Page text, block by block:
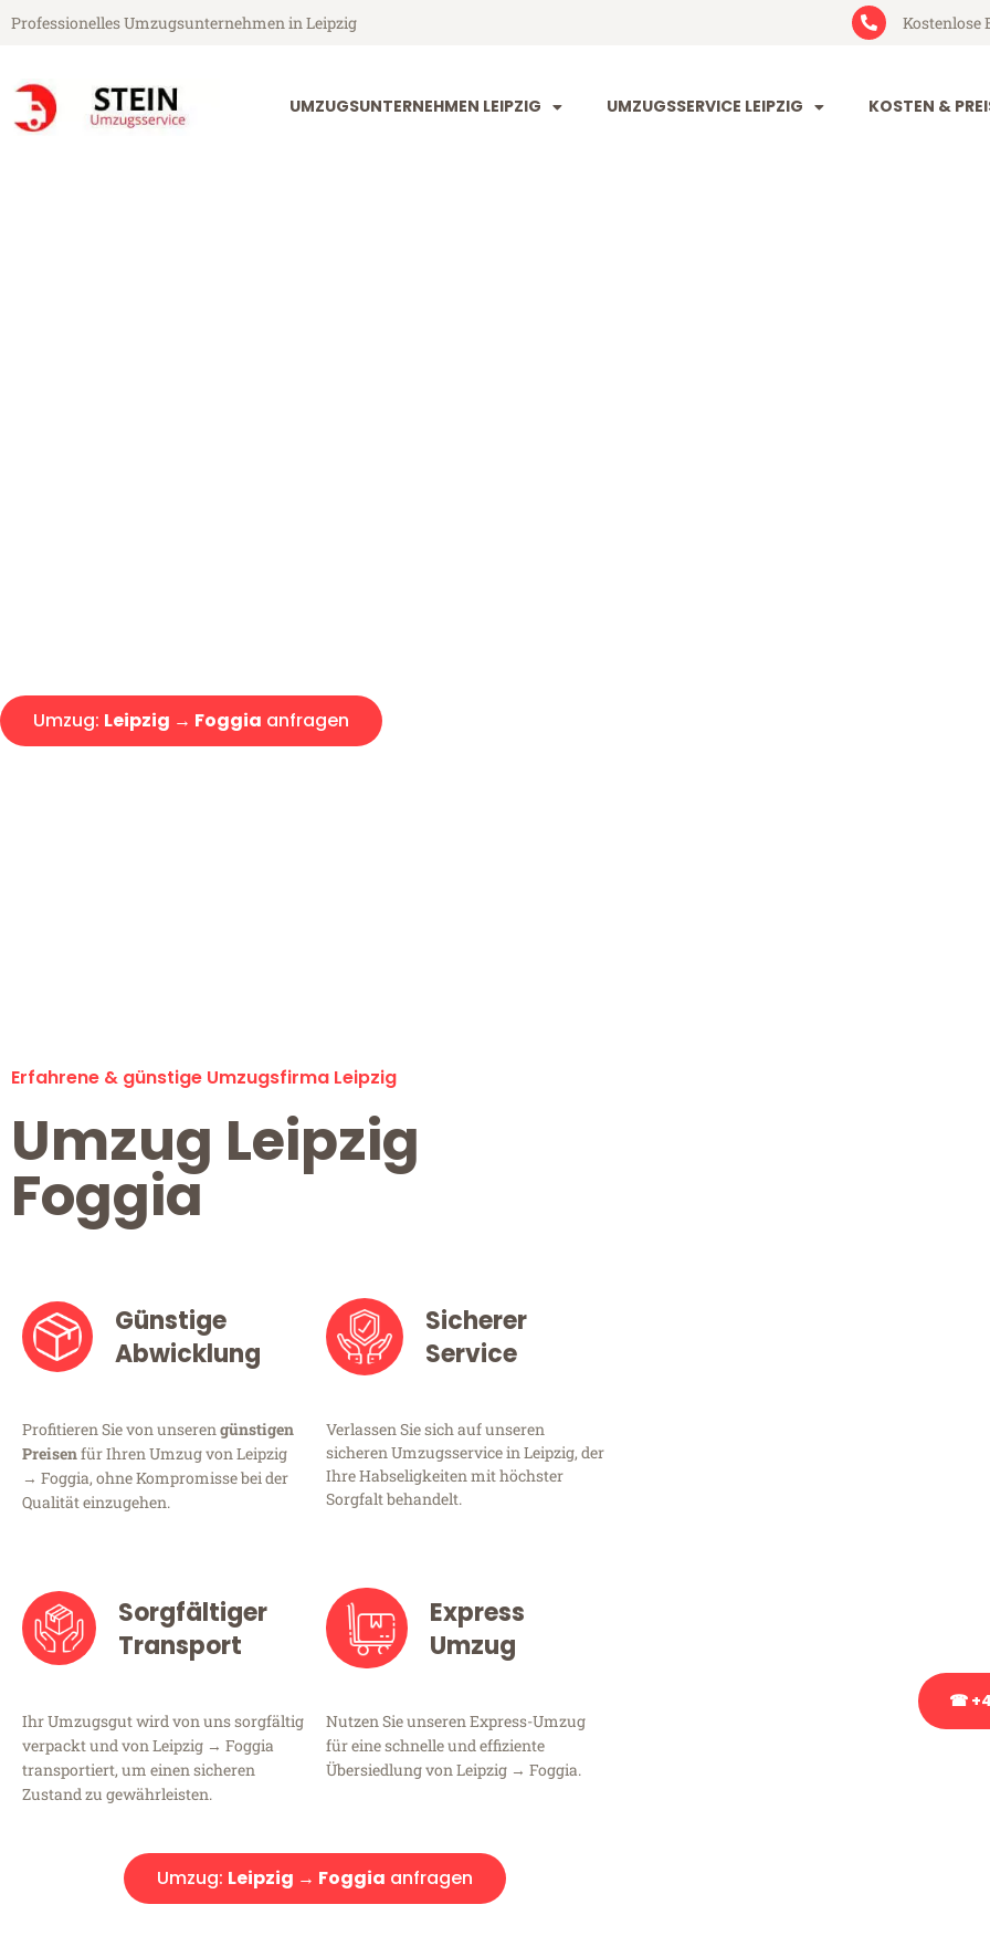
Professionelles Umzugsunternehmen in Leipzig Kostenlose
UMZUGSUNTERNEHMEN LEIPZIG UMZUGSSERVICE LEIPZIG KOSTEN &
Umzug: Leipzig → Foggia anfragen
Erfahrene & günstige Umzugsfirma Leipzig
Umzug Leipzig
Foggia
Günstige
Abwicklung
Profitieren Sie von unserengünstigen
Preisenfür Ihren Umzug von Leipzig
→ Foggia, ohne Kompromisse bei der
Qualität einzugehen.
Sicherer
Service
Verlassen Sie sich auf unseren
sicheren Umzugsservice in Leipzig, der
Ihre Habseligkeiten mit höchster
Sorgfalt behandelt.
Sorgfältiger
Transport
Ihr Umzugsgut wird von uns sorgfältig
verpackt und von Leipzig → Foggia
transportiert, um einen sicheren
Zustand zu gewährleisten.
Express
Umzug
Nutzen Sie unseren Express-Umzug
für eine schnelle und effiziente
Übersiedlung von Leipzig → Foggia.
Umzug: Leipzig → Foggia anfragen
☎